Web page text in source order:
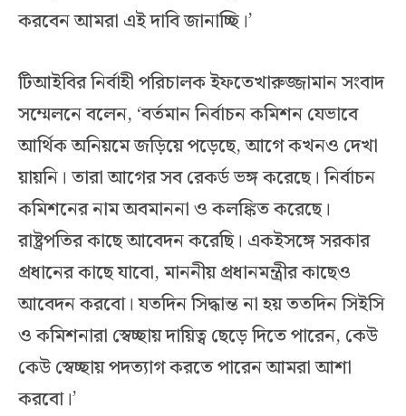
করবেন আমরা এই দাবি জানাচ্ছি।’
টিআইবির নির্বাহী পরিচালক ইফতেখারুজ্জামান সংবাদ
সম্মেলনে বলেন, ‘বর্তমান নির্বাচন কমিশন যেভাবে
আর্থিক অনিয়মে জড়িয়ে পড়েছে, আগে কখনও দেখা
য়ায়নি। তারা আগের সব রেকর্ড ভঙ্গ করেছে। নির্বাচন
কমিশনের নাম অবমাননা ও কলঙ্কিত করেছে।
রাষ্ট্রপতির কাছে আবেদন করেছি। একইসঙ্গে সরকার
প্রধানের কাছে যাবো, মাননীয় প্রধানমন্ত্রীর কাছেও
আবেদন করবো। যতদিন সিদ্ধান্ত না হয় ততদিন সিইসি
ও কমিশনারা স্বেচ্ছায় দায়িত্ব ছেড়ে দিতে পারেন, কেউ
কেউ স্বেচ্ছায় পদত্যাগ করতে পারেন আমরা আশা
করবো।’